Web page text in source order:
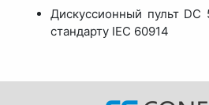
Дискуссионный пульт DC
стандарту IEC 60914